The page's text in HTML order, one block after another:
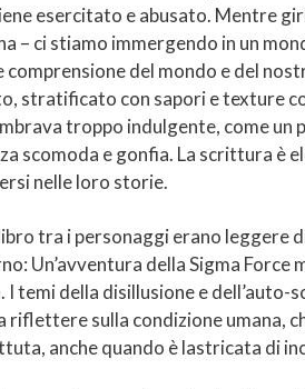
esercitato e abusato. Mentre
– ci stiamo immergendo in un
comprensione del mondo e del
stratificato con sapori e texture
troppo indulgente, come un
scomoda e gonfia. La scrittura è
nelle loro storie.
tra i personaggi erano leggere
Un’avventura della Sigma
I temi della disillusione e
sulla condizione umana,
anche quando è lastricata di